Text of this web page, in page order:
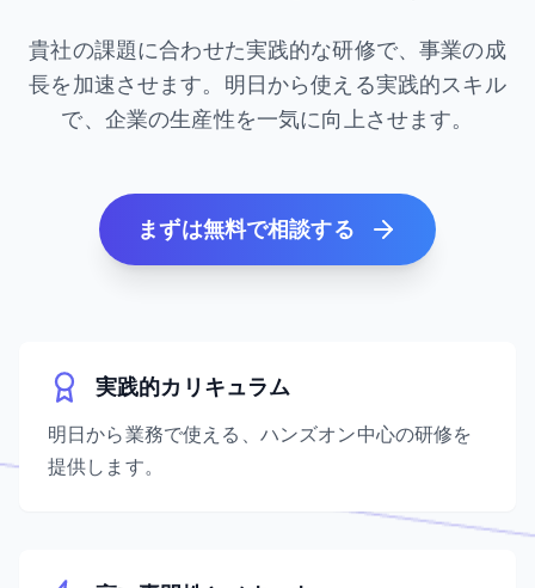
貴社の課題に合わせた実践的な研修で、事業の成
長を加速させます。 明日から使える実践的スキル
で、企業の生産性を一気に向上させます。
まずは無料で相談する
実践的カリキュラム
明日から業務で使える、ハンズオン中心の研修を
提供します。